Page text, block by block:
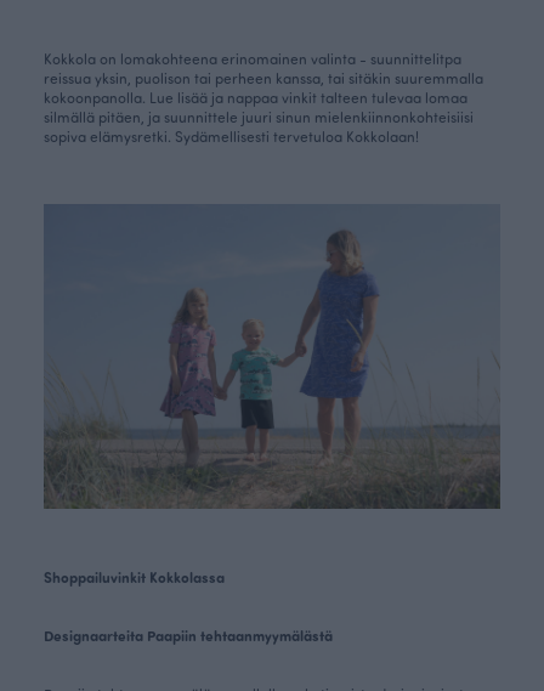
Kokkola on lomakohteena erinomainen valinta - suunnittelitpa
reissua yksin, puolison tai perheen kanssa, tai sitäkin suuremmalla
kokoonpanolla. Lue lisää ja nappaa vinkit talteen tulevaa lomaa
silmällä pitäen, ja suunnittele juuri sinun mielenkiinnonkohteisiisi
sopiva elämysretki. Sydämellisesti tervetuloa Kokkolaan!
Shoppailuvinkit Kokkolassa
Designaarteita Paapiin tehtaanmyymälästä